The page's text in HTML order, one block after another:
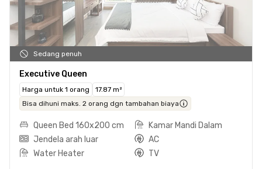
Sedang penuh
Executive Queen
Harga untuk 1 orang
17.87 m²
Bisa dihuni maks. 2 orang dgn tambahan biaya
Queen Bed 160x200 cm
Kamar Mandi Dalam
Jendela arah luar
AC
Water Heater
TV